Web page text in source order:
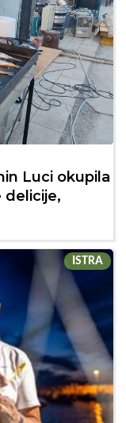
Luci okupila
delicije,
ISTRA